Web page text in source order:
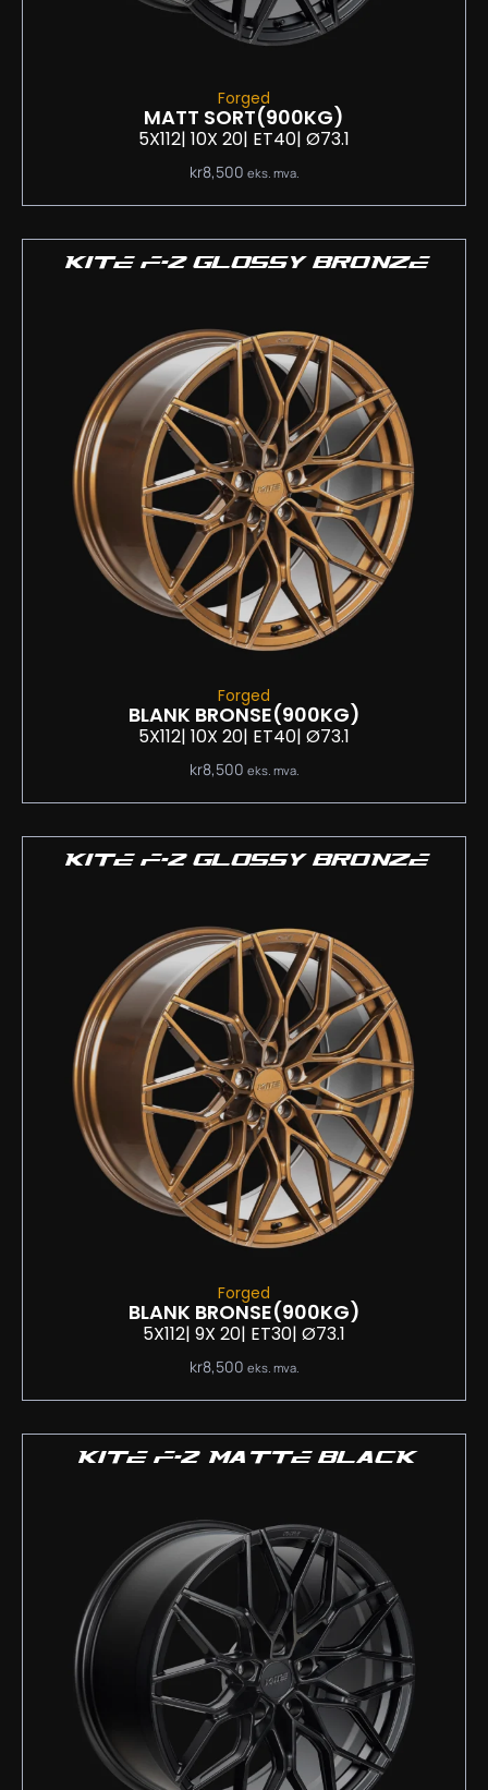
Forged
MATT SORT(900KG)
5X112| 10X 20| ET40| Ø73.1
kr8,500 eks. mva.
KITE F-2 GLOSSY BRONZE
Forged
BLANK BRONSE(900KG)
5X112| 10X 20| ET40| Ø73.1
kr8,500 eks. mva.
KITE F-2 GLOSSY BRONZE
Forged
BLANK BRONSE(900KG)
5X112| 9X 20| ET30| Ø73.1
kr8,500 eks. mva.
KITE F-2 MATTE BLACK